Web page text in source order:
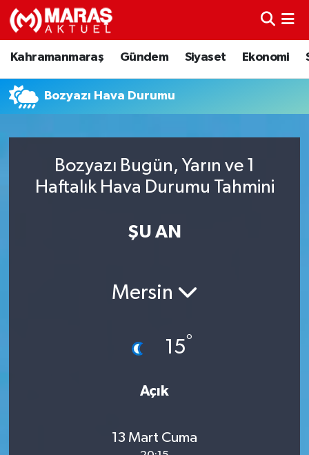
Kahramanmaraş Gündem Siyaset Ekonomi
Bozyazı Hava Durumu
Bozyazı Bugün, Yarın ve 1
Haftalık Hava Durumu Tahmini
ŞU AN
Mersin
15°
Açık
13 Mart Cuma
Kahramanmaraş
Ekonomi
Spor
Nöbetçi Eczaneler
Trafik Durumu
TFF 3.Lig 4.Grup Puan Durumu ve Fikstür